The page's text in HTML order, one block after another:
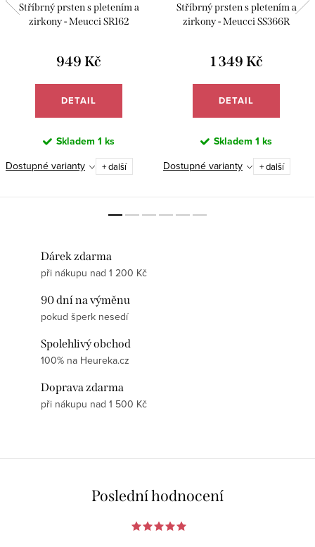
Stříbrný prsten s pletením a
zirkony - Meucci SR162
949 Kč
DETAIL
Skladem 1 ks
Dostupné varianty + další
Stříbrný prsten s pletením a
zirkony - Meucci SS366R
1 349 Kč
DETAIL
Skladem 1 ks
Dostupné varianty + další
Dárek zdarma
při nákupu nad 1 200 Kč
90 dní na výměnu
pokud šperk nesedí
Spolehlivý obchod
100% na Heureka.cz
Doprava zdarma
při nákupu nad 1 500 Kč
Poslední hodnocení